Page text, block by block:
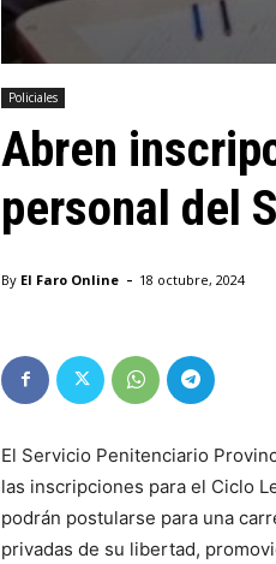
Policiales
Abren
personal del
By El Faro Online - 18 octubre, 2024
El Servicio Penitenciario
las inscripciones para el Ciclo
podrán postularse para una
privadas de su libertad,